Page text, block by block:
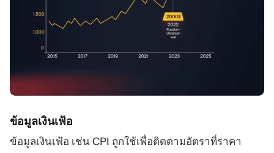
ข้อมูลเงินเฟ้อ
ข้อมูลเงินเฟ้อ เช่น CPI ถูกใช้เพื่อติดตามอัตราที่ราคา